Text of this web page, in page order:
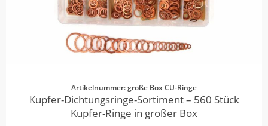
Artikelnummer: große Box CU-Ringe
Kupfer-Dichtungsringe-Sortiment – 560 Stück
Kupfer-Ringe in großer Box